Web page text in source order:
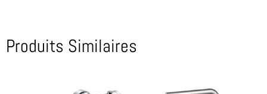
Produits Similaires